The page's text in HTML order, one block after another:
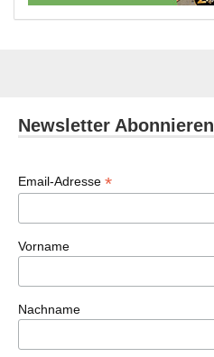
Newsletter Abonnieren
Email-Adresse *
Vorname
Nachname